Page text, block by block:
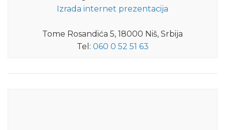
Izrada internet prezentacija
Tome Rosandića 5, 18000 Niš, Srbija
Tel: 060 0 52 51 63